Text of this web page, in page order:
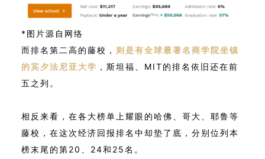
*图片源自网络
而排名第二高的藤校， 则是有全球最著名商学院坐镇
的宾夕法尼亚大学 ，斯坦福、MIT的排名依旧还在前
五之列。
相反来看，在各大榜单上耀眼的哈佛、哥大、耶鲁等
藤校，在这次经济回报排名中却垫了底，分别位列本
榜末尾的第20、24和25名。